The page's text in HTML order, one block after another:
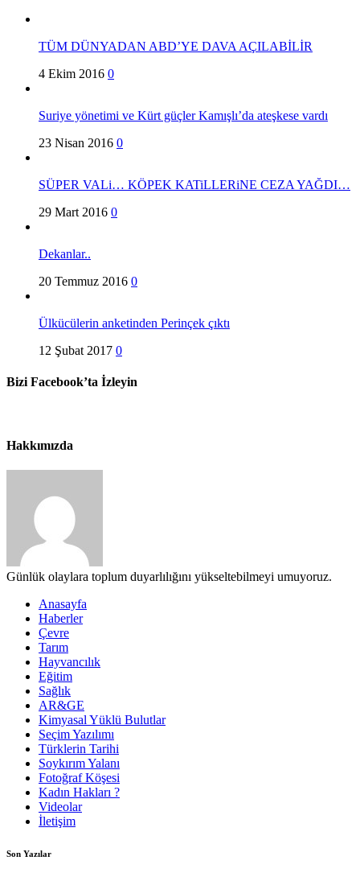
TÜM DÜNYADAN ABD’YE DAVA AÇILABİLİR
4 Ekim 2016 0
Suriye yönetimi ve Kürt güçler Kamışlı’da ateşkese vardı
23 Nisan 2016 0
SÜPER VALi… KÖPEK KATiLLERiNE CEZA YAĞDI…
29 Mart 2016 0
Dekanlar..
20 Temmuz 2016 0
Ülkücülerin anketinden Perinçek çıktı
12 Şubat 2017 0
Bizi Facebook’ta İzleyin
Hakkımızda
Günlük olaylara toplum duyarlılığını yükseltebilmeyi umuyoruz.
Anasayfa
Haberler
Çevre
Tarım
Hayvancılık
Eğitim
Sağlık
AR&GE
Kimyasal Yüklü Bulutlar
Seçim Yazılımı
Türklerin Tarihi
Soykırım Yalanı
Fotoğraf Köşesi
Kadın Hakları ?
Videolar
İletişim
Son Yazılar